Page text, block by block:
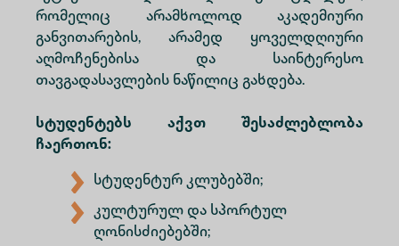
რომელიც არამხოლოდ აკადემიური
განვითარების, არამედ ყოველდღიური
აღმოჩენებისა და საინტერესო
თავგადასავლების ნაწილიც გახდება.
სტუდენტებს აქვთ შესაძლებლობა
ჩაერთონ:
სტუდენტურ კლუბებში;
კულტურულ და სპორტულ
ღონისძიებებში;